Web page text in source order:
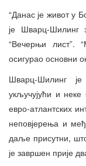
“Данас је живот у
је Шварц-Шилинг
“Вечерњи лист”.
осигурао основни
Шварц-Шилинг
укључујући и неке
евро-атлантских
неповјерења и
даље присутни,
је завршен прије